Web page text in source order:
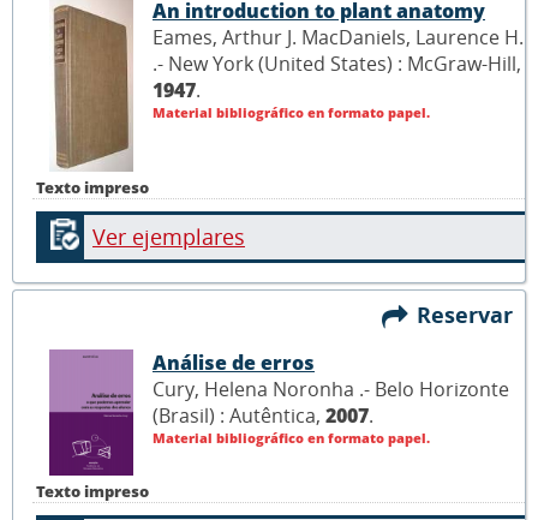
Texto impreso
An introduction to plant anatomy
Eames, Arthur J. MacDaniels, Laurence H.
.- New York (United States) : McGraw-Hill,
1947.
Material bibliográfico en formato papel.
Ver ejemplares
Reservar
Texto impreso
Análise de erros
Cury, Helena Noronha .- Belo Horizonte
(Brasil) : Autêntica, 2007.
Material bibliográfico en formato papel.